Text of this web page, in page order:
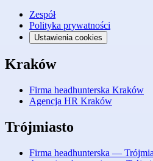
Zespół
Polityka prywatności
Ustawienia cookies
Kraków
Firma headhunterska Kraków
Agencja HR Kraków
Trójmiasto
Firma headhunterska —